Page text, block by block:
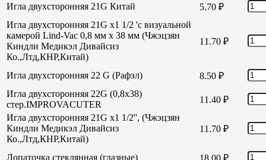
Игла двухсторонняя 21G Китай 5.70 ₽
Игла двухсторонняя 21G х1 1/2 'с визуальной
камерой Lind-Vac 0,8 мм х 38 мм (Чжэцзян
Киндли Медикэл Дивайсиз
Ко.,Лтд,КНР,Китай)
11.70 ₽
Игла двухсторонняя 22 G (Рафэл) 8.50 ₽
Игла двухсторонняя 22G (0,8х38)
стер.IMPROVACUTER
11.40 ₽
Игла двухсторонняя 21G х1 1/2'', (Чжэцзян
Киндли Медикэл Дивайсиз
Ко.,Лтд,КНР,Китай)
11.70 ₽
Лопаточка стеклянная (глазные) 18.00 ₽